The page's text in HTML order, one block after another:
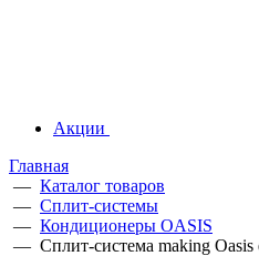
Акции
Главная
— Каталог товаров
— Сплит-системы
— Кондиционеры OASIS
— Сплит-система making